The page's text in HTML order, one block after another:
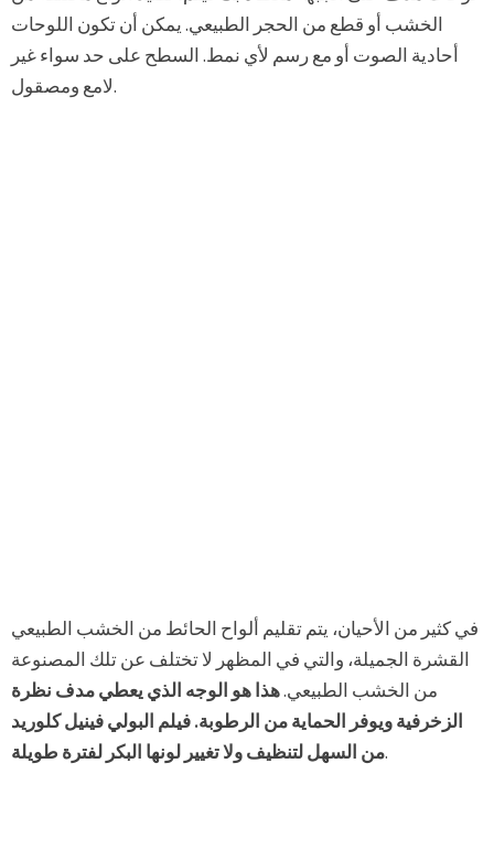
الخشب أو قطع من الحجر الطبيعي. يمكن أن تكون اللوحات
أحادية الصوت أو مع رسم لأي نمط. السطح على حد سواء غير
لامع ومصقول.
في كثير من الأحيان، يتم تقليم ألواح الحائط من الخشب الطبيعي
القشرة الجميلة، والتي في المظهر لا تختلف عن تلك المصنوعة
من الخشب الطبيعي.هذا هو الوجه الذي يعطي مدف نظرة
الزخرفية ويوفر الحماية من الرطوبة. فيلم البولي فينيل كلوريد
من السهل لتنظيف ولا تغيير لونها البكر لفترة طويلة.